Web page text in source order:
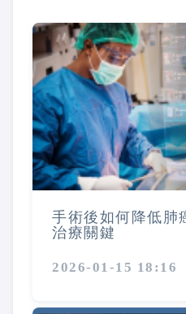
手術後如何降低肺
治療關鍵
2026-01-15 18:16